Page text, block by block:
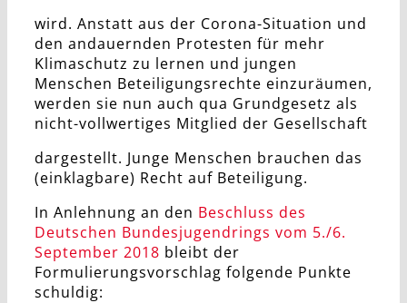
wird. Anstatt aus der Corona-Situation und
den andauernden Protesten für mehr
Klimaschutz zu lernen und jungen
Menschen Beteiligungsrechte einzuräumen,
werden sie nun auch qua Grundgesetz als
nicht-vollwertiges Mitglied der Gesellschaft
dargestellt. Junge Menschen brauchen das
(einklagbare) Recht auf Beteiligung.
In Anlehnung an den Beschluss des
Deutschen Bundesjugendrings vom 5./6.
September 2018 bleibt der
Formulierungsvorschlag folgende Punkte
schuldig: